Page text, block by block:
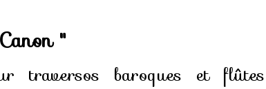
"
traversos baroques et flûtes